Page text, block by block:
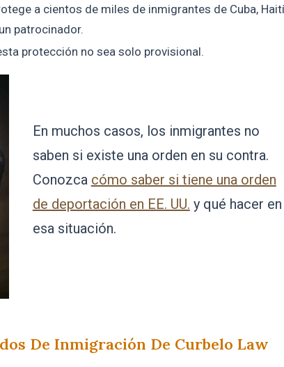
a cientos de miles de inmigrantes de Cuba,
patrocinador.
protección no sea solo provisional.
En muchos casos, los inmigrantes no
saben si existe una orden en su contra.
Conozca cómo saber si tiene una orden
de deportación en EE. UU. y qué hacer en
esa situación.
De Inmigración De Curbelo Law